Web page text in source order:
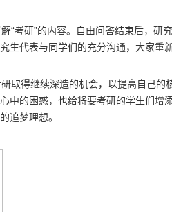
考研”的内容。自由问答结束后，研
生代表与同学们的充分沟通，大家重
取得继续深造的机会，以提高自己的
中的困惑，也给将要考研的学生们增
追梦理想。